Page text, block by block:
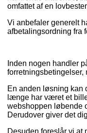
omfattet af en
Vi anbefaler generelt
afbetalingsordning fra
Inden nogen handler
En anden løsning kan
længe har været et
webshoppen løbende
Derudover giver det
Desuden foreslår vi at